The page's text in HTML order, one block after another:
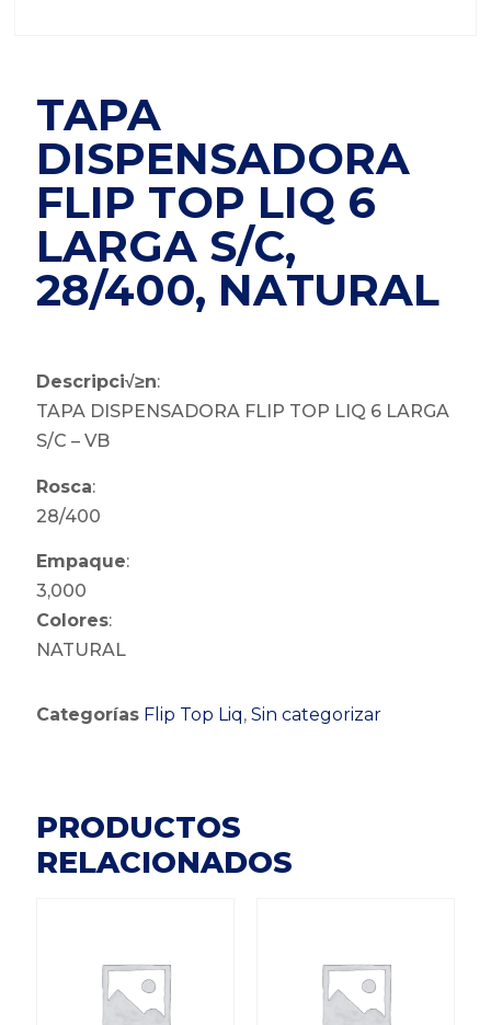
TAPA
DISPENSADORA
FLIP TOP LIQ 6
LARGA S/C,
28/400, NATURAL
Descripci√≥n:
TAPA DISPENSADORA FLIP TOP LIQ 6 LARGA
S/C – VB
Rosca:
28/400
Empaque:
3,000
Colores:
NATURAL
Categorías Flip Top Liq,Sin categorizar
PRODUCTOS
RELACIONADOS